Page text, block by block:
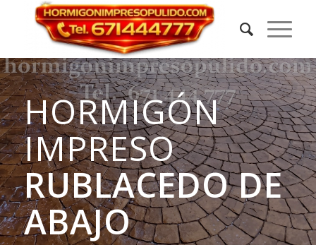
HORMIGÓN
IMPRESO
RUBLACEDO DE
ABAJO